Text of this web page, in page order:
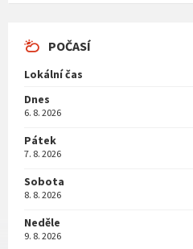
POČASÍ
Lokální čas
Dnes
6. 8. 2026
Pátek
7. 8. 2026
Sobota
8. 8. 2026
Neděle
9. 8. 2026